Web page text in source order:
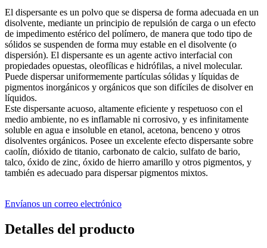
El dispersante es un polvo que se dispersa de forma adecuada en un
disolvente, mediante un principio de repulsión de carga o un efecto
de impedimento estérico del polímero, de manera que todo tipo de
sólidos se suspenden de forma muy estable en el disolvente (o
dispersión). El dispersante es un agente activo interfacial con
propiedades opuestas, oleofílicas e hidrófilas, a nivel molecular.
Puede dispersar uniformemente partículas sólidas y líquidas de
pigmentos inorgánicos y orgánicos que son difíciles de disolver en
líquidos.
Este dispersante acuoso, altamente eficiente y respetuoso con el
medio ambiente, no es inflamable ni corrosivo, y es infinitamente
soluble en agua e insoluble en etanol, acetona, benceno y otros
disolventes orgánicos. Posee un excelente efecto dispersante sobre
caolín, dióxido de titanio, carbonato de calcio, sulfato de bario,
talco, óxido de zinc, óxido de hierro amarillo y otros pigmentos, y
también es adecuado para dispersar pigmentos mixtos.
Envíanos un correo electrónico
Detalles del producto